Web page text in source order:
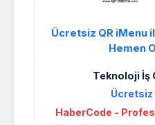
Ücretsiz QR iMenu
Hemen
Teknoloji İş
Ücretsiz
HaberCode -